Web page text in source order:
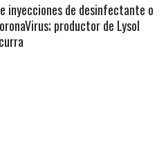
inyecciones de desinfectante o
productor de Lysol